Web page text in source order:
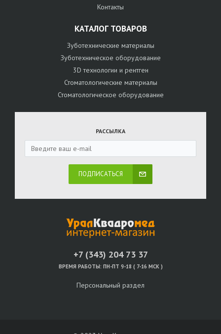
Контакты
КАТАЛОГ ТОВАРОВ
Зуботехнические материалы
Зуботехническое оборудование
3D технологии и рентген
Стоматологические материалы
Стоматологическое оборудование
РАССЫЛКА
ПОДПИСАТЬСЯ
+7 (343) 204 73 37
ВРЕМЯ РАБОТЫ: ПН-ПТ 9-18 ( 7-16 МСК )
Персональный раздел